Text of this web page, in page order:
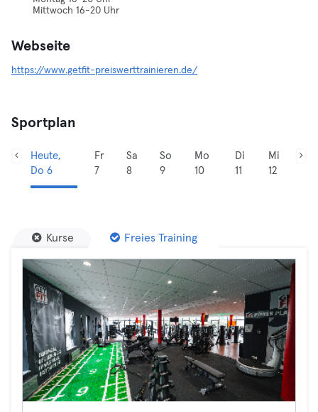
Mittwoch 16-20 Uhr
Webseite
https://www.getfit-preiswerttrainieren.de/
Sportplan
Heute,
Do 6
Fr
7
Sa
8
So
9
Mo
10
Di
11
Mi
12
Kurse Freies Training